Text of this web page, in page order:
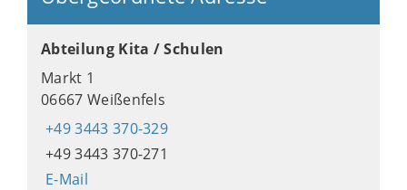
Abteilung Kita / Schulen
Markt 1
06667 Weißenfels
+49 3443 370-329
+49 3443 370-271
E-Mail